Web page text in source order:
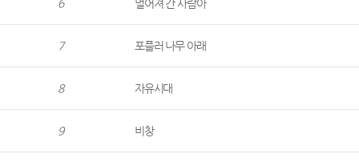
6 멀어져 간 사람아
7 포플러 나무 아래
8 자유시대
9 비창